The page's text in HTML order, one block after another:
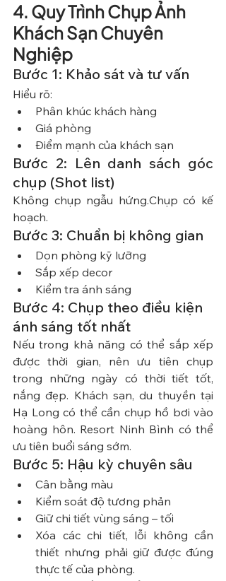
4. Quy Trình Chụp Ảnh
Khách Sạn Chuyên
Nghiệp
Bước 1: Khảo sát và tư vấn
Hiểu rõ:
Phân khúc khách hàng
Giá phòng
Điểm mạnh của khách sạn
Bước 2: Lên danh sách góc
chụp (Shot list)
Không chụp ngẫu hứng.Chụp có kế
hoạch.
Bước 3: Chuẩn bị không gian
Dọn phòng kỹ lưỡng
Sắp xếp decor
Kiểm tra ánh sáng
Bước 4: Chụp theo điều kiện
ánh sáng tốt nhất
Nếu trong khả năng có thể sắp xếp
được thời gian, nên ưu tiên chụp
trong những ngày có thời tiết tốt,
nắng đẹp. Khách sạn, du thuyền tại
Hạ Long có thể cần chụp hồ bơi vào
hoàng hôn. Resort Ninh Bình có thể
ưu tiên buổi sáng sớm.
Bước 5: Hậu kỳ chuyên sâu
Cân bằng màu
Kiểm soát độ tương phản
Giữ chi tiết vùng sáng – tối
Xóa các chi tiết, lỗi không cần
thiết nhưng phải giữ được đúng
thực tế của phòng.